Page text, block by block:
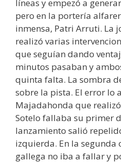
líneas y empezó a
pero en la portería
inmensa, Patri Arruti. La
realizó varias
que seguían dando
minutos pasaban y
quinta falta. La sombra
sobre la pista. El error lo
Majadahonda que
Sotelo fallaba su primer
lanzamiento salió
izquierda. En la segunda
gallega no iba a fallar y